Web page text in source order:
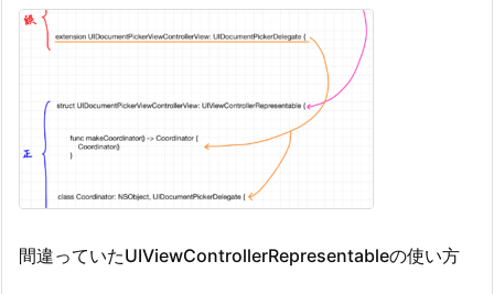
間違っていたUIViewControllerRepresentableの使い方